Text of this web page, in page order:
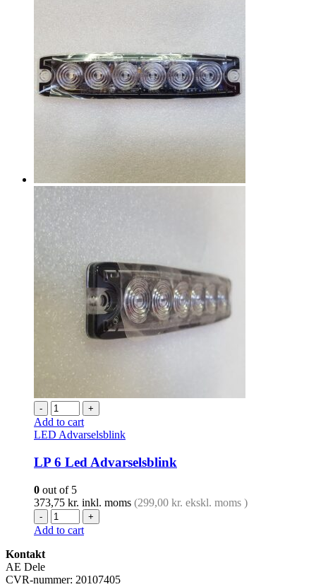
- +
Add to cart
LED Advarselsblink
LP 6 Led Advarselsblink
0 out of 5
373,75 kr. inkl. moms (299,00 kr. ekskl. moms )
- +
Add to cart
Kontakt
AE Dele
CVR-nummer: 20107405